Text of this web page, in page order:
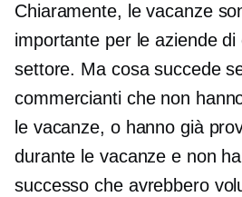
Chiaramente, le vacanze
importante per le aziende
settore. Ma cosa succede
commercianti che non
le vacanze, o hanno già
durante le vacanze e non
successo che avrebbero